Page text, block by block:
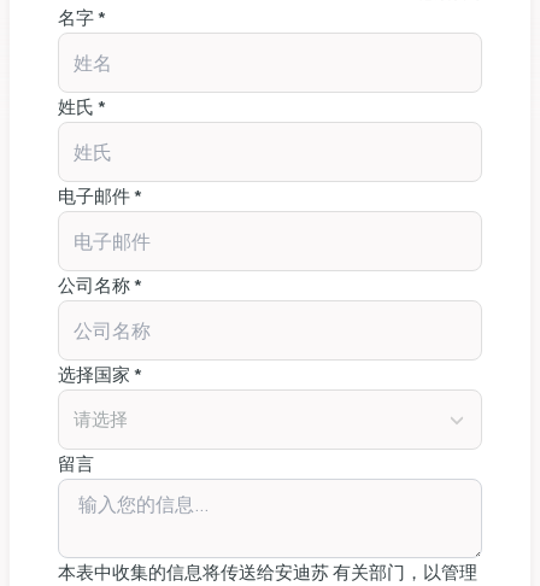
期。这可能是因为缺乏乳化物质。断奶仔猪不能产生足够的胆汁
酸和磷脂来适当乳化饲料中的脂肪。因此，仔猪消化酶难以水解
消化道水环境中的蛋白质和脂肪，导致脂肪和蛋白质利用率降
低。溶氧卵磷脂有助于动物的消化系统。营养物质（尤其是脂肪
微生物菌群可利用的营养物质减少，腹泻问题也会减少。不仅在
干饲料中添加溶脂卵磷脂，在液体饲料中添加溶脂卵磷脂也能带
来这些好处"。
这篇文章表明，添加了溶解性卵磷脂后，饲料的利用率更高，同
时也证实了文献中的结果，即更好的脂肪吸收可提高断奶仔猪对
蛋白质的利用率。总之，在仔猪日粮中添加溶脂卵磷脂可提高饲
料转化率、生长速度和仔猪销售重量，尤其是具有巨大的经济潜
名字 *
姓氏 *
电子邮件 *
公司名称 *
选择国家 *
请选择
留言
本表中收集的信息将传送给安迪苏 有关部门，以管理